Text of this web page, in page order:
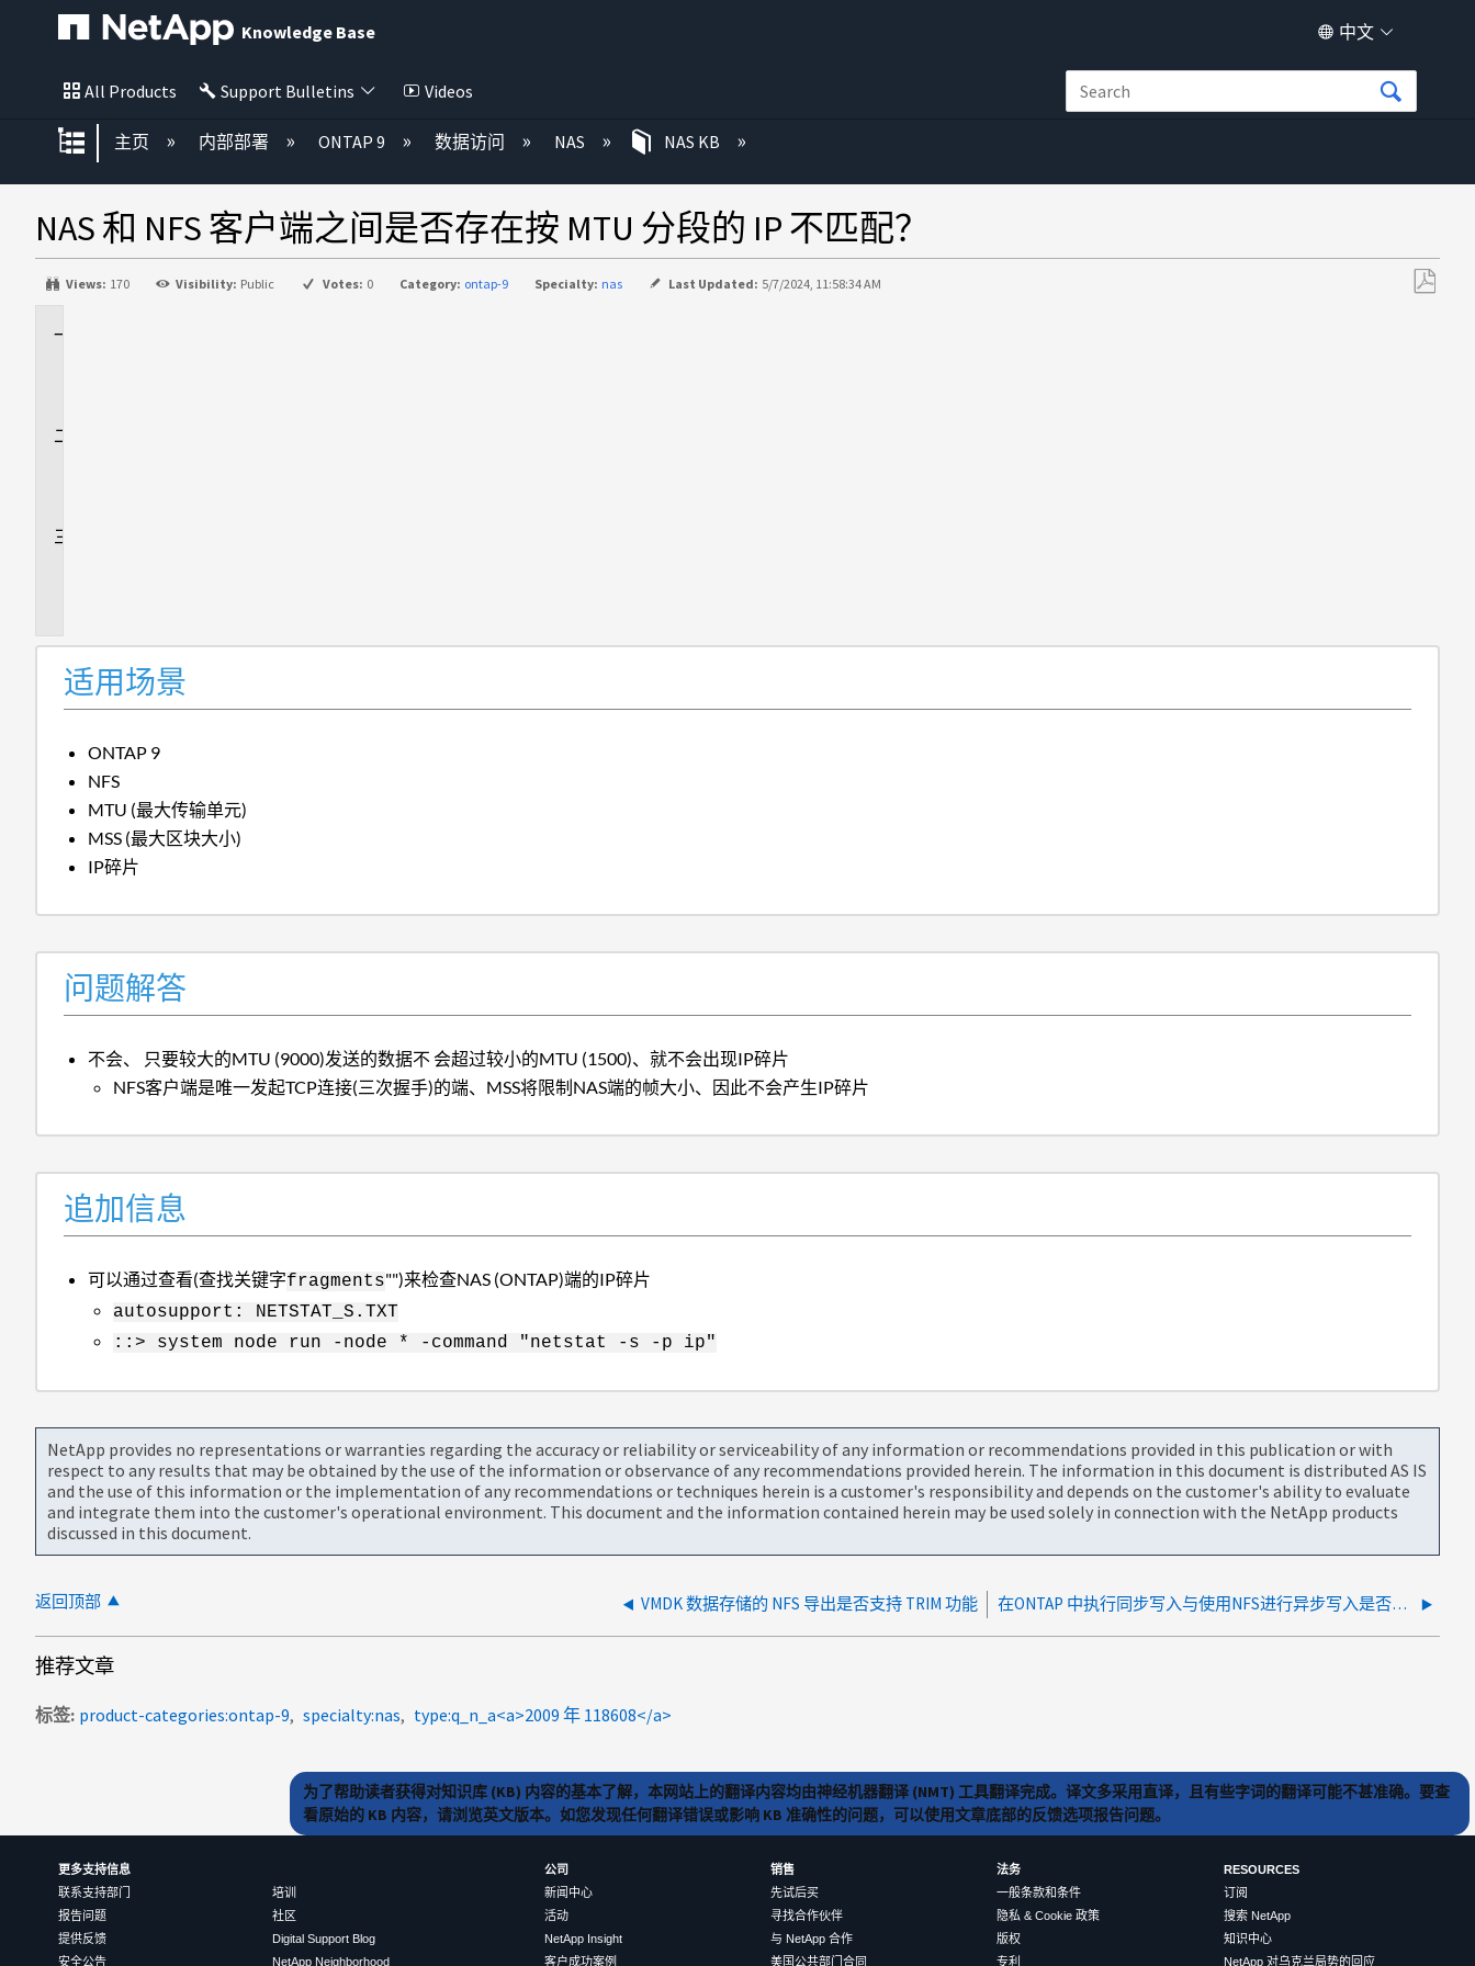
Knowledge Base 中文
All Products Support Bulletins Videos
扩展/隐缩全局层次
主页 内部部署 ONTAP 9 数据访问 NAS NAS KB
NAS 和 NFS 客户端之间是否存在按 MTU 分段的 IP 不匹配？
Views: 170 Visibility: Public Votes: 0 Category: ontap-9 Specialty: nas Last Updated: 5/7/2024, 11:58:34 AM
适用场景
ONTAP 9
NFS
MTU (最大传输单元)
MSS (最大区块大小)
IP碎片
问题解答
不会、 只要较大的MTU (9000)发送的数据不 会超过较小的MTU (1500)、就不会出现IP碎片
NFS客户端是唯一发起TCP连接(三次握手)的端、MSS将限制NAS端的帧大小、因此不会产生IP碎片
追加信息
可以通过查看(查找关键字fragments"")来检查NAS (ONTAP)端的IP碎片
autosupport: NETSTAT_S.TXT
::> system node run -node * -command "netstat -s -p ip"
NetApp provides no representations or warranties regarding the accuracy or reliability or serviceability of any information or recommendations provided in this publication or with
respect to any results that may be obtained by the use of the information or observance of any recommendations provided herein. The information in this document is distributed AS IS
and the use of this information or the implementation of any recommendations or techniques herein is a customer's responsibility and depends on the customer's ability to evaluate
and integrate them into the customer's operational environment. This document and the information contained herein may be used solely in connection with the NetApp products
discussed in this document.
返回顶部 VMDK 数据存储的 NFS 导出是否支持 TRIM 功能 在ONTAP 中执行同步写入与使用NFS进行异步写入是否有优势
推荐文章
标签 product-categories:ontap-9 specialty:nas type:q_n_a<a>2009 年 118608</a>
为了帮助读者获得对知识库 (KB) 内容的基本了解，本网站上的翻译内容均由神经机器翻译 (NMT) 工具翻译完成。译文多采用直译，且有些字词的翻译可能不甚准确。要查
看原始的 KB 内容，请浏览英文版本。如您发现任何翻译错误或影响 KB 准确性的问题，可以使用文章底部的反馈选项报告问题。
更多支持信息
联系支持部门
报告问题
提供反馈
安全公告
培训
社区
Digital Support Blog
NetApp Neighborhood
公司
新闻中心
活动
NetApp Insight
客户成功案例
销售
先试后买
寻找合作伙伴
与 NetApp 合作
美国公共部门合同
法务
一般条款和条件
隐私 & Cookie 政策
版权
专利
RESOURCES
订阅
搜索 NetApp
知识中心
NetApp 对乌克兰局势的回应